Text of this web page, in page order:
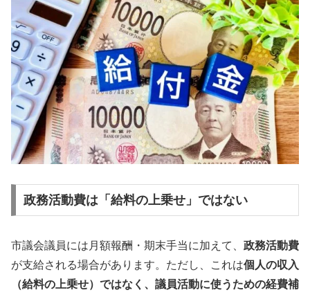
政務活動費は「給料の上乗せ」ではない
市議会議員には月額報酬・期末手当に加えて、 政務活動費
が支給される場合があります。ただし、これは個人の収入
（給料の上乗せ）ではなく、議員活動に使うための経費補